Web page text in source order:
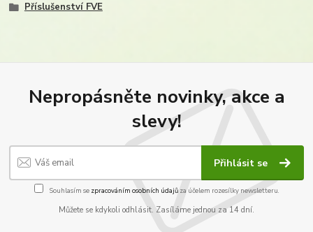
Příslušenství FVE
Nepropásněte novinky, akce a
slevy!
Přihlásit se
Souhlasím se zpracováním osobních údajůza účelem rozesílky newsletteru.
Můžete se kdykoli odhlásit. Zasíláme jednou za 14 dní.